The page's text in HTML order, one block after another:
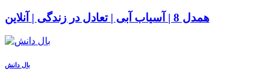
همدل 8 | آسیاب آبی | تعادل در زندگی | آنلاین
بال دانش